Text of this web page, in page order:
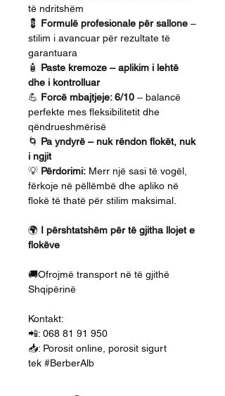
të ndritshëm
💈 Formulë profesionale për sallone –
stilim i avancuar për rezultate të
garantuara
🧴 Paste kremoze – aplikim i lehtë
dhe i kontrolluar
💪 Forcë mbajtjeje: 6/10 – balancë
perfekte mes fleksibilitetit dhe
qëndrueshmërisë
🌀 Pa yndyrë – nuk rëndon flokët, nuk
i ngjit
💡 Përdorimi: Merr një sasi të vogël,
fërkoje në pëllëmbë dhe apliko në
flokë të thatë për stilim maksimal.
🌍 I përshtatshëm për të gjitha llojet e
flokëve
🚚Ofrojmë transport në të gjithë
Shqipërinë
Kontakt:
📲: 068 81 91 950
📥: Porosit online, porosit sigurt
tek #BerberAlb